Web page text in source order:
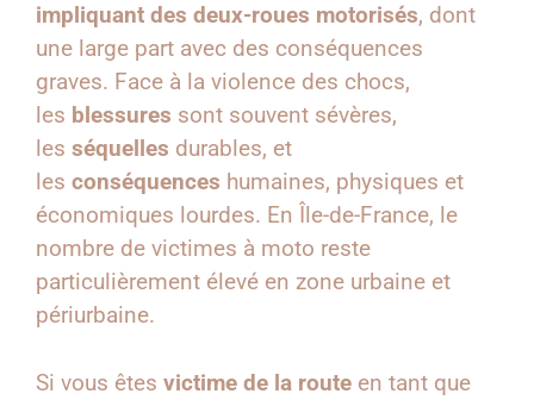
impliquant des deux-roues motorisés, dont
une large part avec des conséquences
graves. Face à la violence des chocs,
les blessures sont souvent sévères,
les séquelles durables, et
les conséquences humaines, physiques et
économiques lourdes. En Île-de-France, le
nombre de victimes à moto reste
particulièrement élevé en zone urbaine et
périurbaine.
Si vous êtes victime de la route en tant que